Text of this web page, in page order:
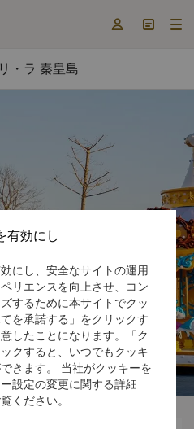
  
・ラ 秦皇島

有効にし
にし、安全なサイトの運用
リエンスを向上させ、コン
するために本サイトでクッ
を承諾する」をクリックす
したことになります。「ク
クすると、いつでもクッキ
きます。 当社がクッキーを
設定の変更に関する詳細
ください。